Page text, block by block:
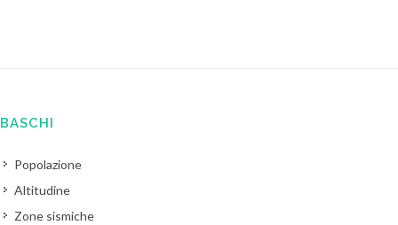
BASCHI
Popolazione
Altitudine
Zone sismiche